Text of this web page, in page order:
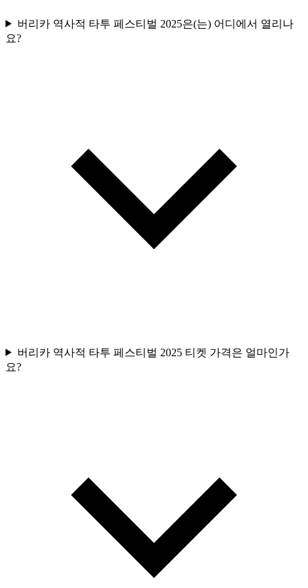
버리카 역사적 타투 페스티벌 2025은(는) 어디에서 열리나
요?
버리카 역사적 타투 페스티벌 2025 티켓 가격은 얼마인가
요?